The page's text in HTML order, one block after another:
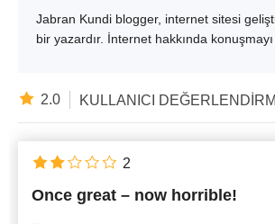
Jabran Kundi blogger, internet sitesi
bir yazardır. İnternet hakkında
2.0 KULLANICI
Once great – now horrible!
2